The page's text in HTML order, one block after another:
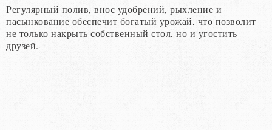
Регулярный полив, внос удобрений, рыхление и
пасынкование обеспечит богатый урожай, что позволит
не только накрыть собственный стол, но и угостить
друзей.